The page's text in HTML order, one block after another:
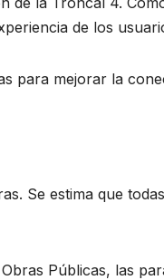
de los
para mejorar la
Se estima que
Públicas, las